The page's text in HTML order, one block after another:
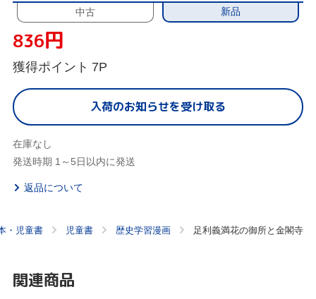
中古 新品
836円
獲得ポイント 7P
入荷のお知らせを受け取る
在庫なし
発送時期 1～5日以内に発送
返品について
・児童書 児童書 歴史学習漫画 足利義満花の御所と金閣寺
関連商品